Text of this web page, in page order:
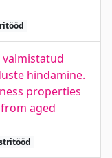
hindamine.
properties
aged